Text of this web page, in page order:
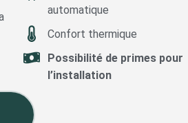
automatique
Confort thermique
Possibilité de primes pour
l’installation